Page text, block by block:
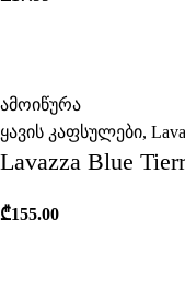
ამოიწურა
ყავის კაფსულები,
Lavazza Blue
₾155.00